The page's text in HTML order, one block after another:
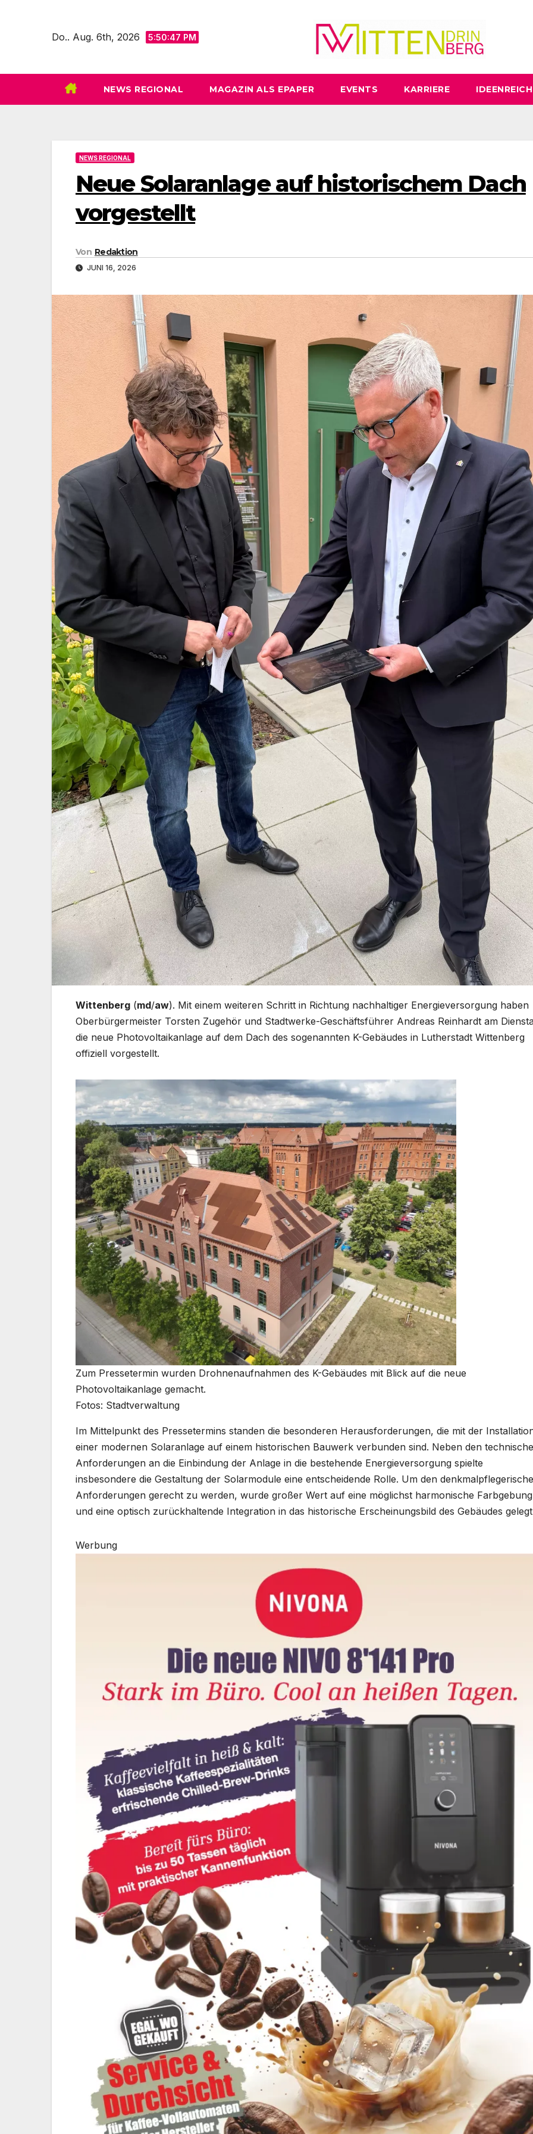
Do.. Aug. 6th, 2026 5:50:49 PM
NEWS REGIONAL MAGAZIN ALS EPAPER EVENTS KARRIERE IDEENREICH
NEWS REGIONAL
Neue Solaranlage auf historischem Dach
vorgestellt
Von Redaktion
JUNI 16, 2026
Wittenberg (md/aw). Mit einem weiteren Schritt in Richtung nachhaltiger Energieversorgung haben
Oberbürgermeister Torsten Zugehör und Stadtwerke-Geschäftsführer Andreas Reinhardt am
die neue Photovoltaikanlage auf dem Dach des sogenannten K-Gebäudes in Lutherstadt Wittenberg
offiziell vorgestellt.
Zum Pressetermin wurden Drohnenaufnahmen des K-Gebäudes mit Blick auf die neue
Photovoltaikanlage gemacht.
Fotos: Stadtverwaltung
Im Mittelpunkt des Pressetermins standen die besonderen Herausforderungen, die mit der
einer modernen Solaranlage auf einem historischen Bauwerk verbunden sind. Neben den
Anforderungen an die Einbindung der Anlage in die bestehende Energieversorgung spielte
insbesondere die Gestaltung der Solarmodule eine entscheidende Rolle. Um den
Anforderungen gerecht zu werden, wurde großer Wert auf eine möglichst harmonische Farbgebung
und eine optisch zurückhaltende Integration in das historische Erscheinungsbild des Gebäudes
Werbung